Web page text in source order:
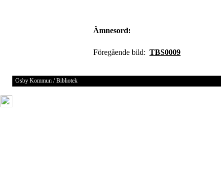
Ämnesord:
Föregående bild: TBS0009
Osby Kommun / Bibliotek